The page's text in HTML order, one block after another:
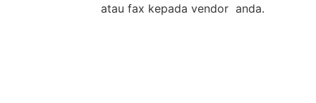
atau fax kepada vendor anda.